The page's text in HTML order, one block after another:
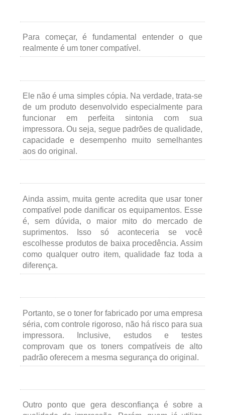
Para começar, é fundamental entender o que
realmente é um toner compatível.
Ele não é uma simples cópia. Na verdade, trata-se
de um produto desenvolvido especialmente para
funcionar em perfeita sintonia com sua
impressora. Ou seja, segue padrões de qualidade,
capacidade e desempenho muito semelhantes
aos do original.
Ainda assim, muita gente acredita que usar toner
compatível pode danificar os equipamentos. Esse
é, sem dúvida, o maior mito do mercado de
suprimentos. Isso só aconteceria se você
escolhesse produtos de baixa procedência. Assim
como qualquer outro item, qualidade faz toda a
diferença.
Portanto, se o toner for fabricado por uma empresa
séria, com controle rigoroso, não há risco para sua
impressora. Inclusive, estudos e testes
comprovam que os toners compatíveis de alto
padrão oferecem a mesma segurança do original.
Outro ponto que gera desconfiança é sobre a